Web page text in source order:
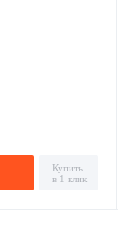
Купить
в 1 клик